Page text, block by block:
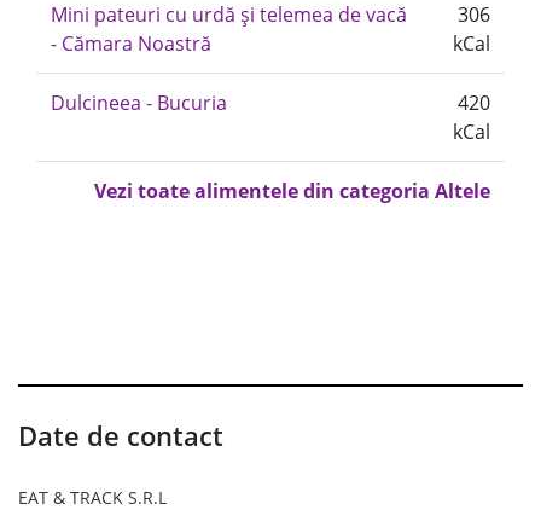
Mini pateuri cu urdă și telemea de vacă
- Cămara Noastră
306
kCal
Dulcineea - Bucuria
420
kCal
Vezi toate alimentele din categoria Altele
Date de contact
EAT & TRACK S.R.L